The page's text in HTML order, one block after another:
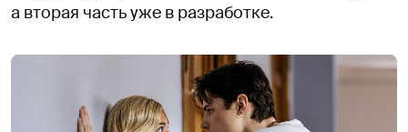
а вторая часть уже в разработке.